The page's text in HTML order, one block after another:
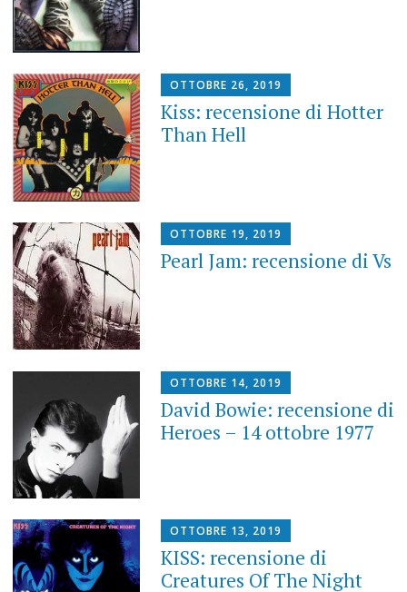
OTTOBRE 26, 2019
Kiss: recensione di Hotter
Than Hell
OTTOBRE 19, 2019
Pearl Jam: recensione di Vs
OTTOBRE 14, 2019
David Bowie: recensione di
Heroes – 14 ottobre 1977
OTTOBRE 13, 2019
KISS: recensione di
Creatures Of The Night